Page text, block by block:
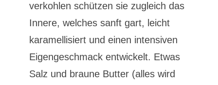
verkohlen schützen sie zugleich das
Innere, welches sanft gart, leicht
karamellisiert und einen intensiven
Eigengeschmack entwickelt. Etwas
Salz und braune Butter (alles wird